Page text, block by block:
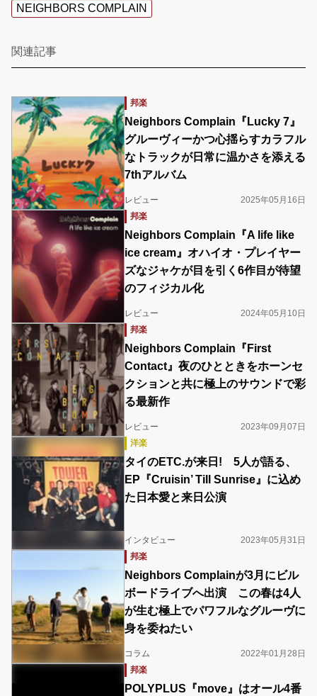
NEIGHBORS COMPLAIN
関連記事
邦楽
Neighbors Complain『Lucky 7』
グルーヴィーかつ心揺らすカラフル
なトラックが日常に温かさを添える
7thアルバム
レビュー
2025年05月16日
邦楽
Neighbors Complain『A life like
ice cream』オハイオ・プレイヤー
ズなジャケが目を引く6作目が待望
のフィジカル化
レビュー
2024年05月10日
邦楽
Neighbors Complain『First
Contact』夜のひとときをホーンセ
クションと共に極上のサウンドで彩
る最新作
レビュー
2023年09月07日
洋楽
タイのETC.が来日! 5人が語る、
EP『Cruisin’ Till Sunrise』に込め
た日本愛と来日公演
インタビュー
2023年05月31日
邦楽
Neighbors Complainが3月にビル
ボードライブへ出演 この春は4人
が生む極上でパワフルなグルーヴに
身を委ねたい
コラム
2022年01月28日
邦楽
POLYPLUS『move』はオール4番